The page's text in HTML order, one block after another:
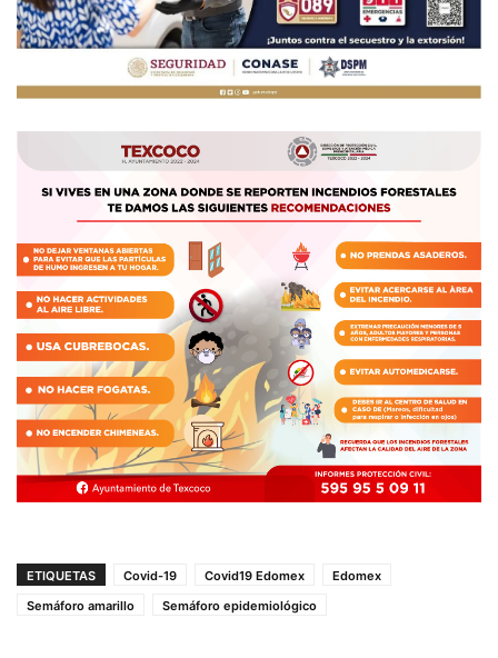
ETIQUETAS Covid-19 Covid19 Edomex
Edomex
Semáforo amarillo
Semáforo epidemiológico